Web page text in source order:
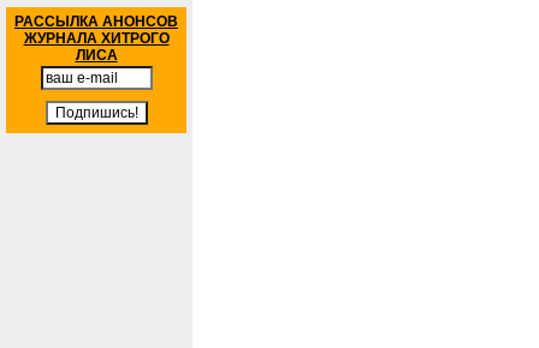
РАССЫЛКА АНОНСОВ
ЖУРНАЛА ХИТРОГО
ЛИСА